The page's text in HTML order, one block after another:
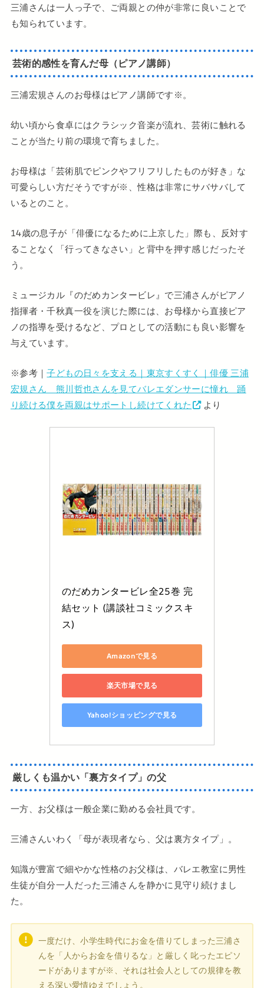
三浦さんは一人っ子で、ご両親との仲が非常に良いことで
も知られています。
芸術的感性を育んだ母（ピアノ講師）
三浦宏規さんのお母様はピアノ講師です※。
幼い頃から食卓にはクラシック音楽が流れ、芸術に触れる
ことが当たり前の環境で育ちました。
お母様は「芸術肌でピンクやフリフリしたものが好き」な
可愛らしい方だそうですが※、性格は非常にサバサバして
いるとのこと。
14歳の息子が「俳優になるために上京した」際も、反対す
ることなく「行ってきなさい」と背中を押す感じだったそ
う。
ミュージカル『のだめカンタービレ』で三浦さんがピアノ
指揮者・千秋真一役を演じた際には、お母様から直接ピア
ノの指導を受けるなど、プロとしての活動にも良い影響を
与えています。
※参考｜子どもの日々を支える｜東京すくすく｜俳優 三浦
宏規さん 熊川哲也さんを見てバレエダンサーに憧れ 踊
り続ける僕を両親はサポートし続けてくれた
より
のだめカンタービレ全25巻 完
結セット (講談社コミックスキ
ス)
Amazonで見る
楽天市場で見る
Yahoo!ショッピングで見る
厳しくも温かい「裏方タイプ」の父
一方、お父様は一般企業に勤める会社員です。
三浦さんいわく「母が表現者なら、父は裏方タイプ」。
知識が豊富で細やかな性格のお父様は、バレエ教室に男性
生徒が自分一人だった三浦さんを静かに見守り続けまし
た。
一度だけ、小学生時代にお金を借りてしまった三浦さ
んを「人からお金を借りるな」と厳しく叱ったエピソ
ードがありますが※、それは社会人としての規律を教
える深い愛情ゆえでしょう。